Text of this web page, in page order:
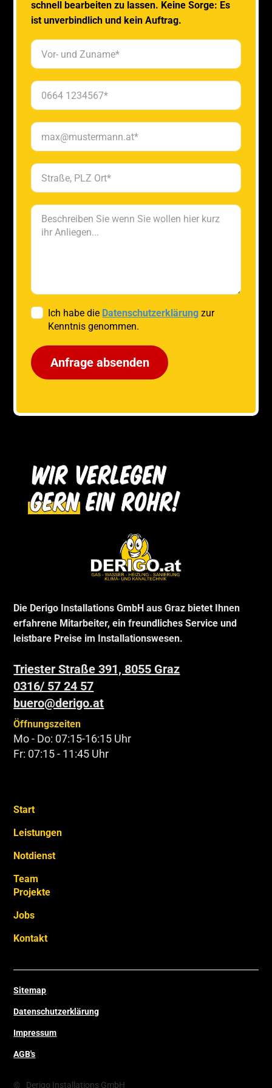
Die Derigo Installations GmbH aus Graz bietet Ihnen
erfahrene Mitarbeiter, ein freundliches Service und
leistbare Preise im Installationswesen.
Triester Straße 391, 8055 Graz
0316/ 57 24 57
buero@derigo.at
Öffnungszeiten
Mo - Do: 07:15-16:15 Uhr
Fr: 07:15 - 11:45 Uhr
Start
Leistungen
Notdienst
Team
Projekte
Jobs
Kontakt
schnell bearbeiten zu lassen. Keine Sorge: Es
ist unverbindlich und kein Auftrag.
Ich habe die Datenschutzerklärung zur
Kenntnis genommen.
Sitemap
Datenschutzerklärung
Impressum
AGB's
© Derigo Installations GmbH